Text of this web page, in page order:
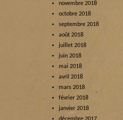
novembre 2018
octobre 2018
septembre 2018
août 2018
juillet 2018
juin 2018
mai 2018
avril 2018
mars 2018
février 2018
janvier 2018